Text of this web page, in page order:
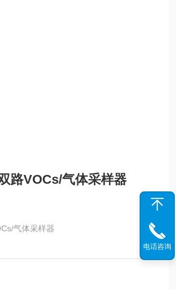
路VOCs/气体采样器
气体采样器
空气和固定污染源中的VOCs进行固相吸
进行溶液吸收法采样的多功能采样器，适用
电话咨询